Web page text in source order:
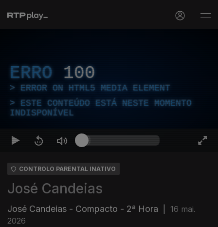
ERRO 100
ERROR ON HTML5 MEDIA ELEMENT
ESTE CONTEÚDO ESTÁ NESTE MOMENTO
INDISPONÍVEL
CONTROLO PARENTAL INATIVO
José Candeias
José Candeias - Compacto - 2ª Hora
16 mai.
2026